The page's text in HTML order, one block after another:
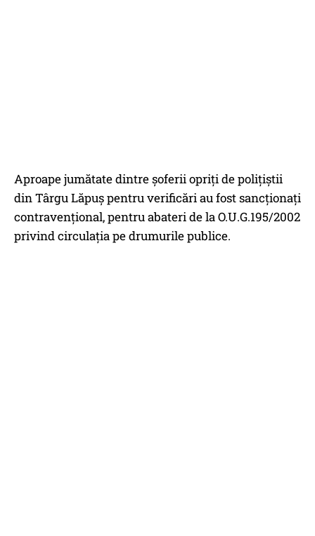
Aproape jumătate dintre şoferii opriţi de poliţiştii
din Târgu Lăpuş pentru verificări au fost sancţionaţi
contravenţional, pentru abateri de la O.U.G.195/2002
privind circulaţia pe drumurile publice.